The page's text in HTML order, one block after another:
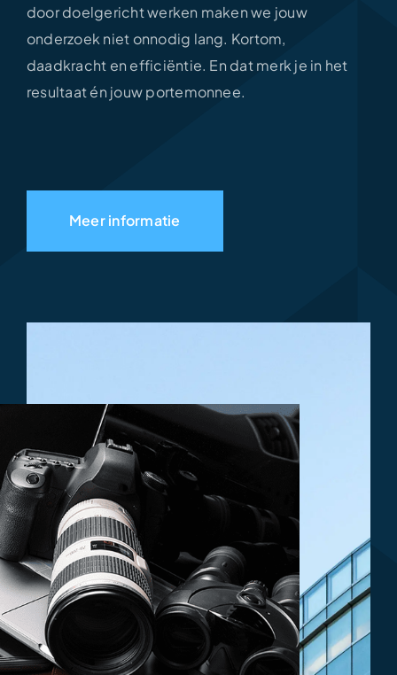
door doelgericht werken maken we jouw
onderzoek niet onnodig lang. Kortom,
daadkracht en efficiëntie. En dat merk je in het
resultaat én jouw portemonnee.
Meer informatie